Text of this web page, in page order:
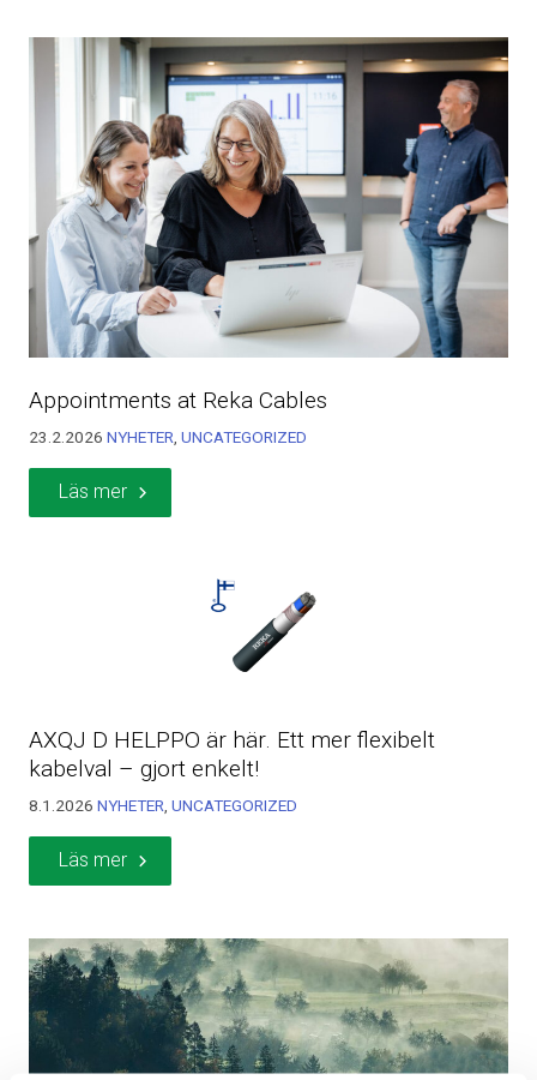
Appointments at Reka Cables
23.2.2026 NYHETER UNCATEGORIZED
Läs mer
AXQJ D HELPPO är här. Ett mer flexibelt
kabelval – gjort enkelt!
8.1.2026 NYHETER UNCATEGORIZED
Läs mer